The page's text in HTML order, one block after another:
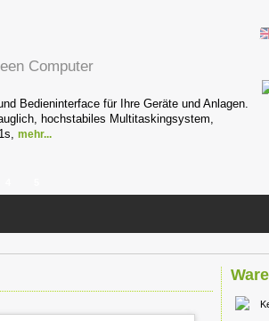
Computer
Bedieninterface für Ihre Geräte und Anlagen.
hochstabiles Multitaskingsystem,
mehr...